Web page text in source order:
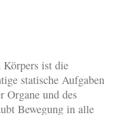
Körpers ist die
statische Aufgaben
Organe und des
Bewegung in alle